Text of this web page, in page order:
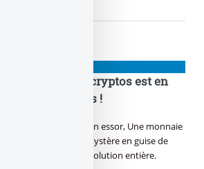
: la bouilloire cryptos est en
long squeezes !
Bitcoin prend son essor, Une monnaie
frontière. Satoshi, mystère en guise de
dans l’ombre, une révolution entière.